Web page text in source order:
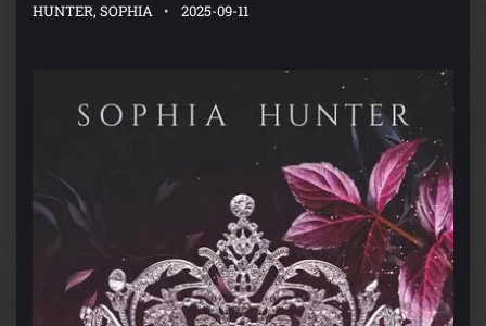
HUNTER, SOPHIA 2025-09-11